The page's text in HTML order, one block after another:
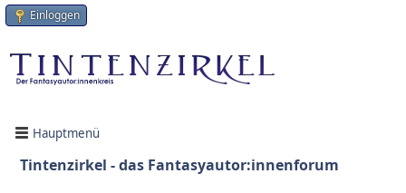
Einloggen
Hauptmenü
Tintenzirkel - das Fantasyautor:innenforum